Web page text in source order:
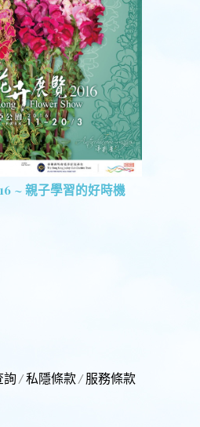
~ 親子學習的好時機
詢 /私隱條款 /服務條款